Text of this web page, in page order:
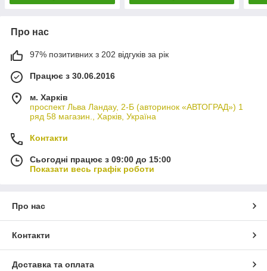
Про нас
97% позитивних з 202 відгуків за рік
Працює з 30.06.2016
м. Харків
проспект Льва Ландау, 2-Б (авторинок «АВТОГРАД») 1
ряд 58 магазин., Харків, Україна
Контакти
Сьогодні працює з 09:00 до 15:00
Показати весь графік роботи
Про нас
Контакти
Доставка та оплата